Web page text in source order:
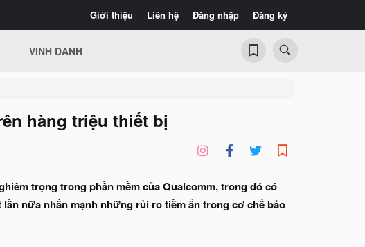
Giới thiệu Liên hệ Đăng nhập Đăng ký
VINH DANH
hàng triệu thiết bị
trọng trong phần mềm của Qualcomm, trong đó có
nữa nhấn mạnh những rủi ro tiềm ẩn trong cơ chế bảo